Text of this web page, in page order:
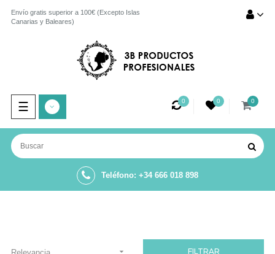
Envío gratis superior a 100€ (Excepto Islas
Canarias y Baleares)
Navegación
de
palanca
☰ 0 0 0
Teléfono: +34 666 018 898
Relevancia  FILTRAR